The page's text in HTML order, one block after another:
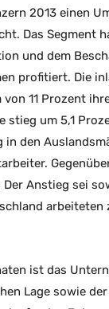
2013 einen
Das Segment
und dem
profitiert. Die
11 Prozent
stieg um 5,1
in den
Anstieg sei
ist das
Lage sowie